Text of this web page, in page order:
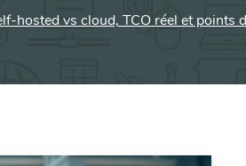
Social
hosted vs cloud, TCO réel et points